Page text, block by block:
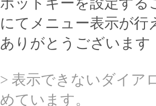
にてメニュー表示が行
ありがとうございます
> 表示できないダイア
めています。